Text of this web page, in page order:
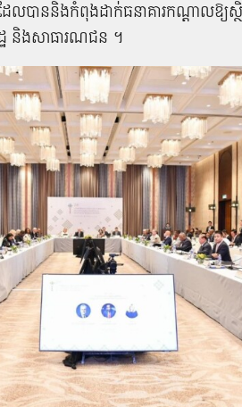
ែលបាននិងកំពុងដាក់ធនាគារកណ្តាលឱ្យ
ឋ និងសាធារណជន ។